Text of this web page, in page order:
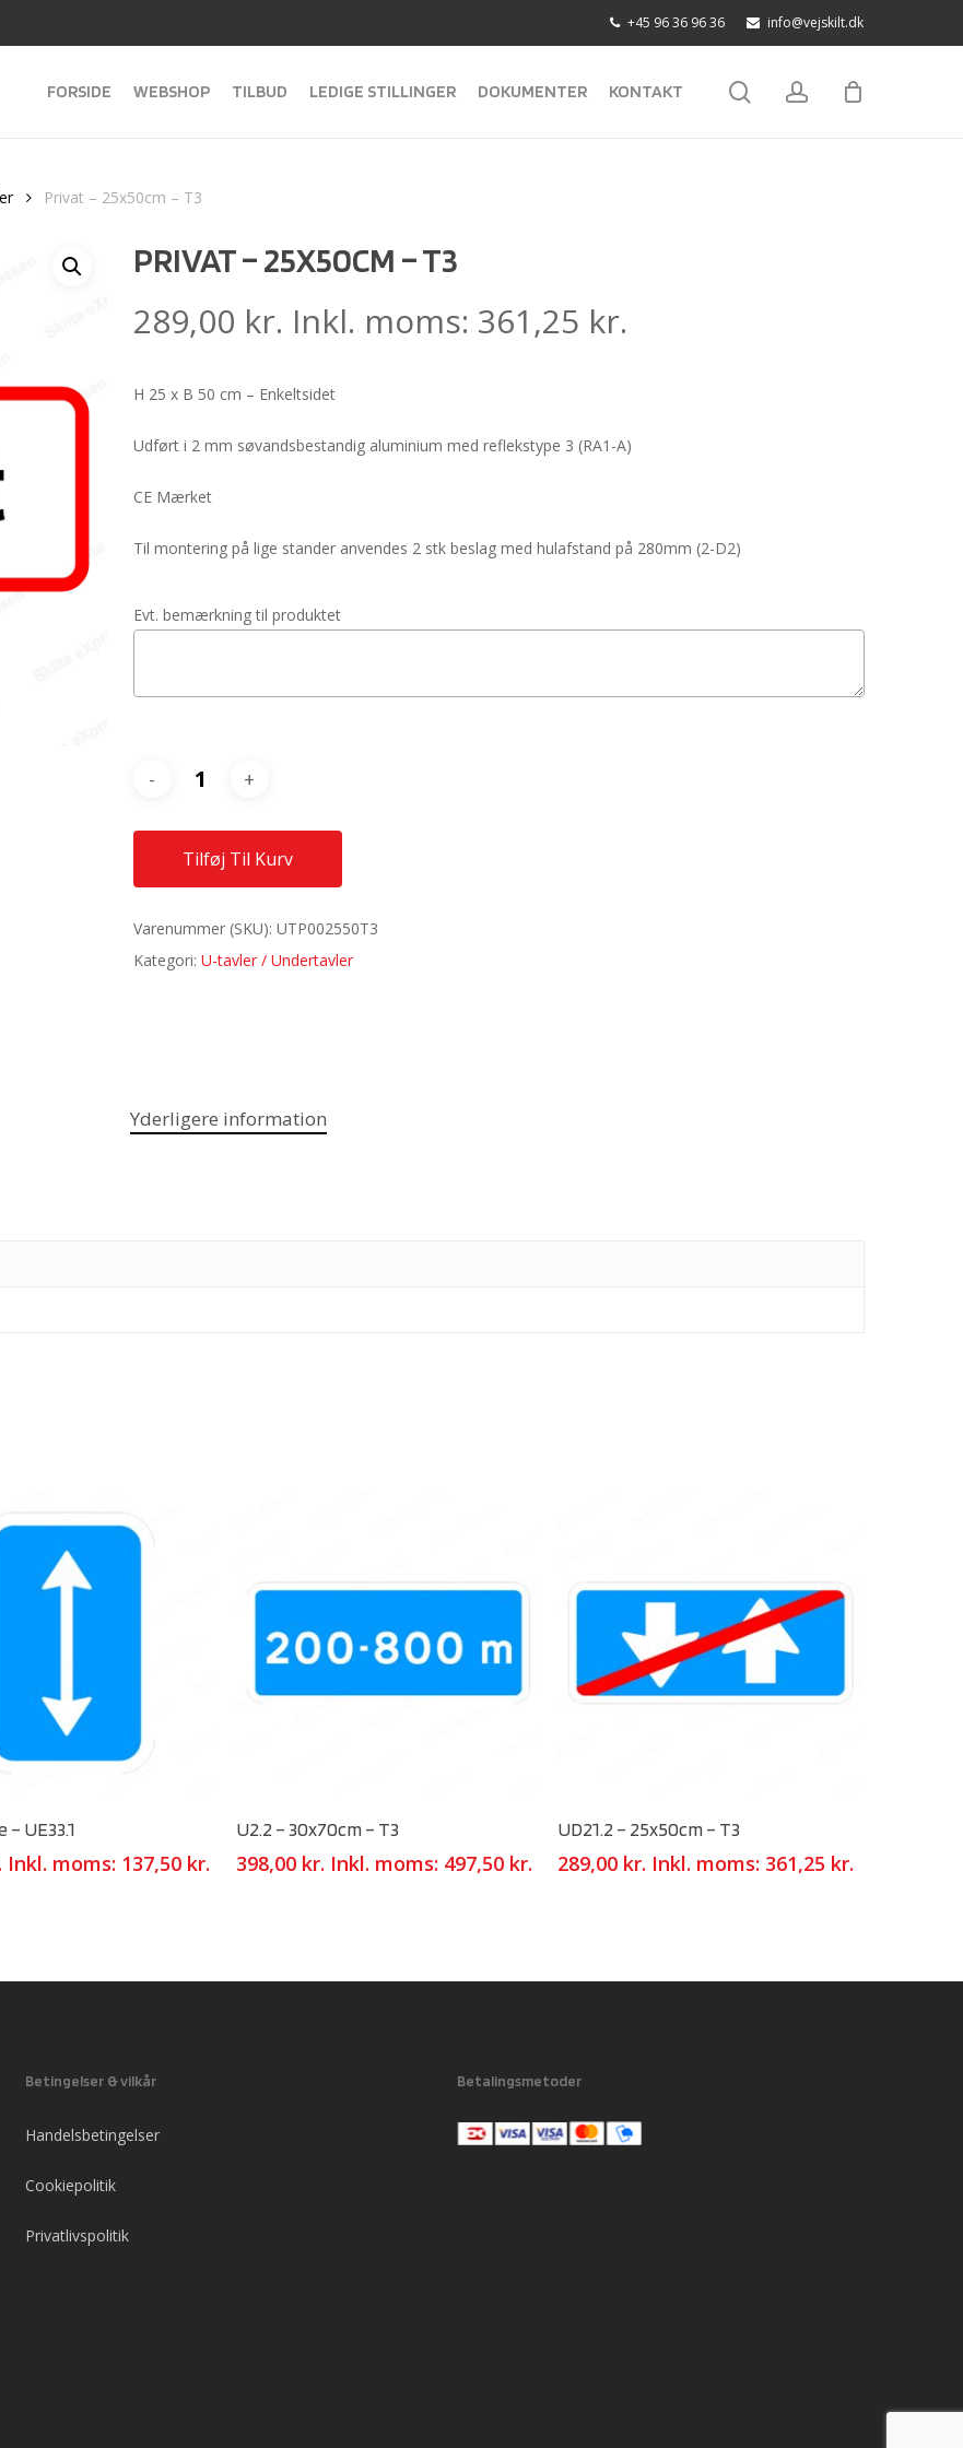
+45 96 36 96 36 info@vejskilt.dk
FORSIDE WEBSHOP TILBUD LEDIGE STILLINGER DOKUMENTER KONTAKT searchaccount
Privat – 25x50cm – T3
PRIVAT – 25X50CM – T3
289,00 kr. Inkl. moms: 361,25 kr.
H 25 x B 50 cm – Enkeltsidet
Udført i 2 mm søvandsbestandig aluminium med reflekstype 3 (RA1-A)
CE Mærket
Til montering på lige stander anvendes 2 stk beslag med hulafstand på 280mm (2-D2)
Evt. bemærkning til produktet
Tilføj Til Kurv
Varenummer (SKU): UTP002550T3
Kategori: U-tavler / Undertavler
Yderligere information
UE33.1
Inkl. moms: 137,50 kr.
U2.2 – 30x70cm – T3
398,00 kr. Inkl. moms: 497,50 kr.
UD21.2 – 25x50cm – T3
289,00 kr. Inkl. moms: 361,25 kr.
Betingelser & vilkår
Handelsbetingelser
Cookiepolitik
Privatlivspolitik
Betalingsmetoder